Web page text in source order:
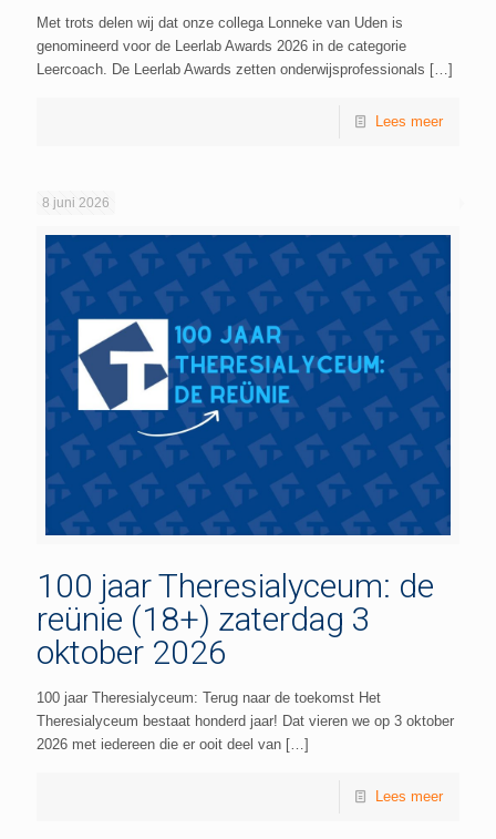
Met trots delen wij dat onze collega Lonneke van Uden is
genomineerd voor de Leerlab Awards 2026 in de categorie
Leercoach. De Leerlab Awards zetten onderwijsprofessionals […]
Lees meer
8 juni 2026
100 jaar Theresialyceum: de
reünie (18+) zaterdag 3
oktober 2026
100 jaar Theresialyceum: Terug naar de toekomst Het
Theresialyceum bestaat honderd jaar! Dat vieren we op 3 oktober
2026 met iedereen die er ooit deel van […]
Lees meer